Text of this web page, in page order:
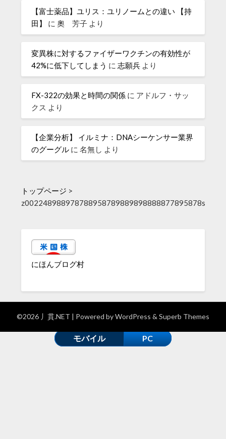
【富士薬品】ユリス：ユリノームとの違い 【持
田】
に奧 芳子 より
変異株に対するファイザーワクチンの有効性が
42%に低下してしまう に志願兵 より
FX-322の効果と時間の関係 に アドルフ・サッ
クス より
【企業分析】 イルミナ：DNAシーケンサー業界
のグーグル に名無し より
トップページ >
z002248988978788958789889898888877895878s
にほんブログ村
©2026 丿貫.NET | Powered byWordPress & Superb Themes
モバイル PC